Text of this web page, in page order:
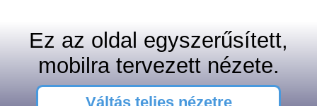
Ez az oldal egyszerűsített,
mobilra tervezett nézete.
Váltás teljes nézetre